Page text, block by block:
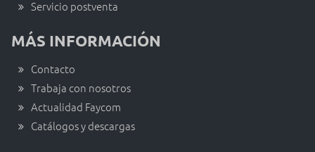
Servicio postventa
MÁS INFORMACIÓN
Contacto
Trabaja con nosotros
Actualidad Faycom
Catálogos y descargas